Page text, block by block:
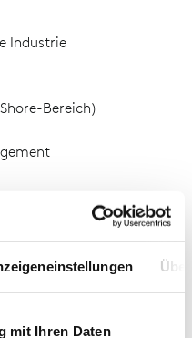
mit Ihren Daten
Industrie
Bereich)